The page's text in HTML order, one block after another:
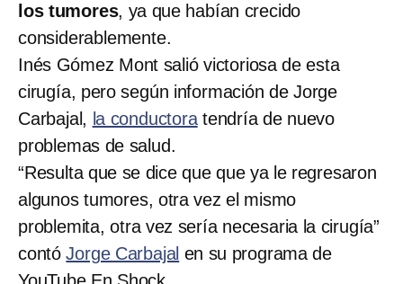
los tumores, ya que habían crecido
considerablemente.
Inés Gómez Mont salió victoriosa de esta
cirugía, pero según información de Jorge
Carbajal, la conductoratendría de nuevo
problemas de salud.
“Resulta que se dice que que ya le regresaron
algunos tumores, otra vez el mismo
problemita, otra vez sería necesaria la cirugía”
contóJorge Carbajal en su programa de